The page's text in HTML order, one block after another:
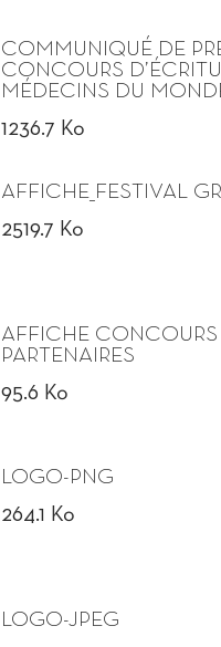
COMMUNIQUÉ DE
CONCOURS
MÉDECINS DU
1236.7 Ko
AFFICHE_FESTIVAL
2519.7 Ko
AFFICHE CONCOURS
PARTENAIRES
95.6 Ko
LOGO-PNG
264.1 Ko
LOGO-JPEG